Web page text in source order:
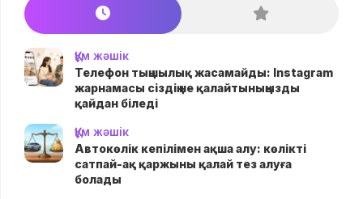
Құм жәшік
Телефон тыңшылық жасамайды: Instagram
жарнамасы сіздің не қалайтыныңызды
қайдан біледі
Құм жәшік
Автокөлік кепілімен ақша алу: көлікті
сатпай-ақ қаржыны қалай тез алуға
болады